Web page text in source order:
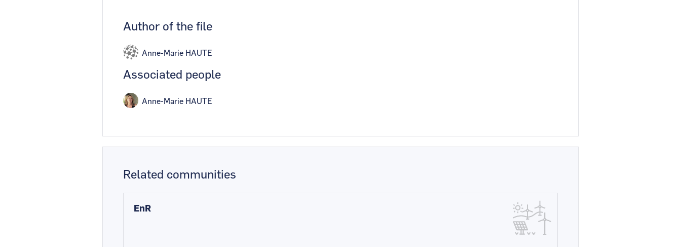
Author of the file
Anne-Marie HAUTE
Associated people
Anne-Marie HAUTE
Related communities
EnR